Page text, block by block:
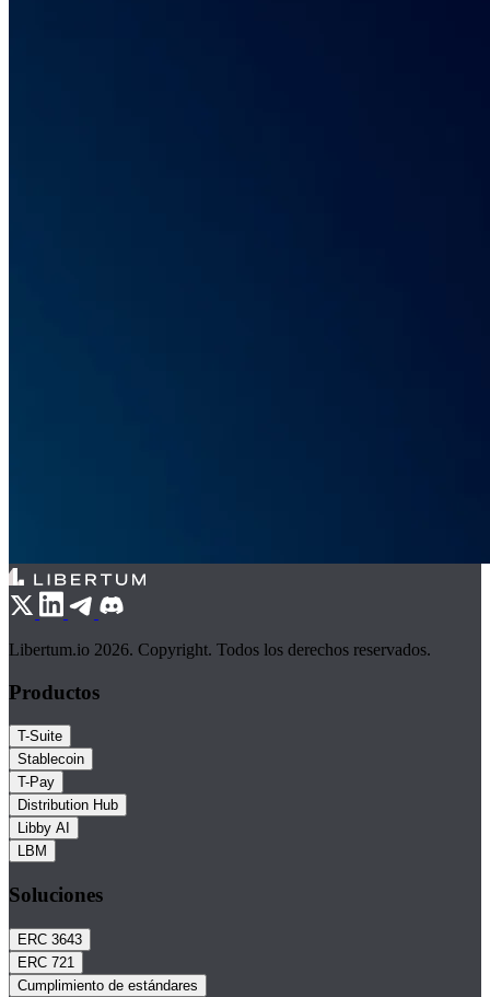
Libertum.io 2026. Copyright. Todos los derechos reservados.
Productos
T-Suite
Stablecoin
T-Pay
Distribution Hub
Libby AI
LBM
Soluciones
ERC 3643
ERC 721
Cumplimiento de estándares